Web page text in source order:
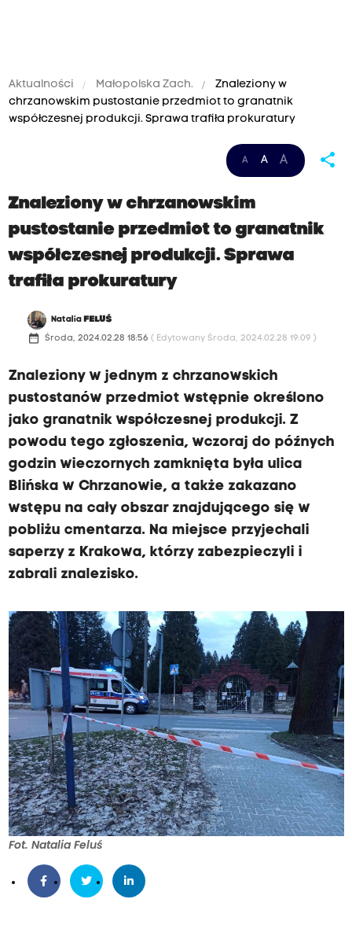
Aktualności Małopolska Zach.
Znaleziony w
chrzanowskim pustostanie przedmiot to granatnik
współczesnej produkcji. Sprawa trafiła prokuratury
A A A share
Znaleziony w chrzanowskim
pustostanie przedmiot to granatnik
współczesnej produkcji. Sprawa
trafiła prokuratury
Natalia FELUŚ
date_range Środa, 2024.02.28 18:56 ( Edytowany Środa, 2024.02.28 19:09 )
Znaleziony w jednym z chrzanowskich
pustostanów przedmiot wstępnie określono
jako granatnik współczesnej produkcji. Z
powodu tego zgłoszenia, wczoraj do późnych
godzin wieczornych zamknięta była ulica
Blińska w Chrzanowie, a także zakazano
wstępu na cały obszar znajdującego się w
pobliżu cmentarza. Na miejsce przyjechali
saperzy z Krakowa, którzy zabezpieczyli i
zabrali znalezisko.
Fot. Natalia Feluś